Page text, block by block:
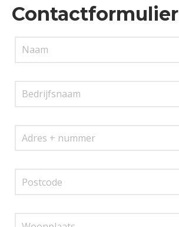
Contactformulier